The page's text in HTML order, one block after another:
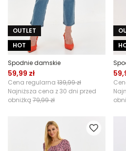
OUTLET
HOT
Spodnie damskie
59,99 zł
Cena regularna 139,99 zł
Najniższa cena z 30 dni przed
obniżką 79,99 zł